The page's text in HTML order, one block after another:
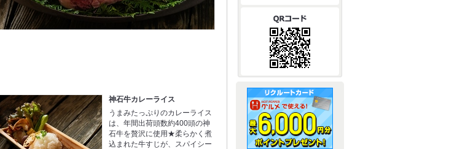
神石牛カレーライス
うまみたっぷりのカレーライス
は、年間出荷頭数約400頭の神
石牛を贅沢に使用★柔らかく煮
込まれた牛すじが、スパイシー